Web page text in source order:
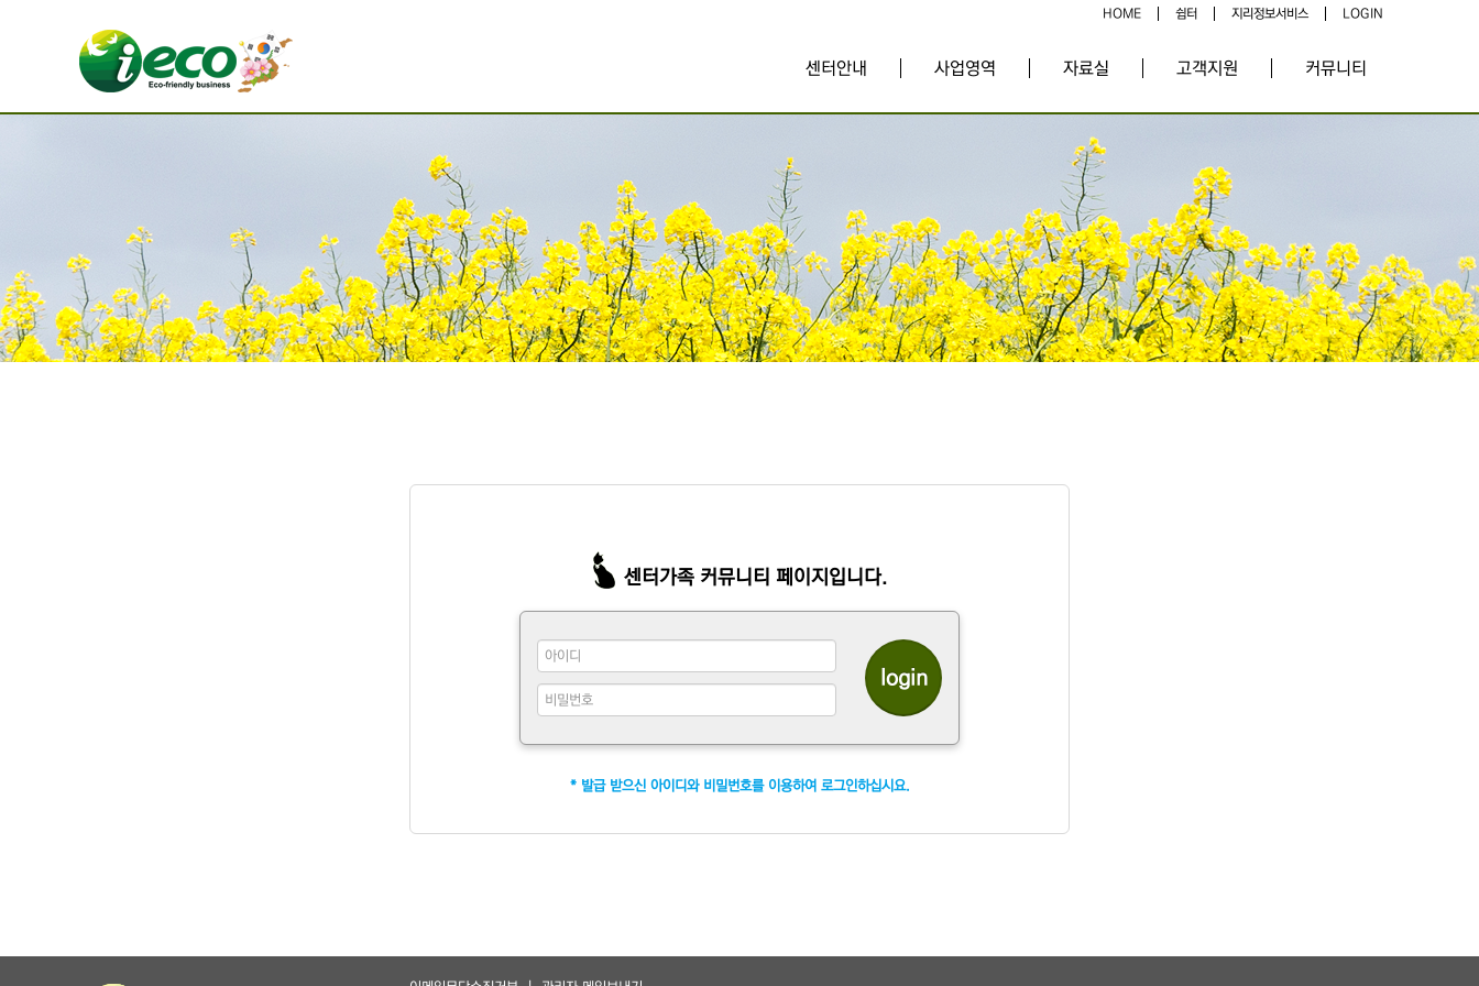
HOME 쉼터 지리정보서비스 LOGIN
센터안내 사업영역 자료실 고객지원 커뮤니티
센터가족 커뮤니티 페이지입니다.
* 발급 받으신 아이디와 비밀번호를 이용하여 로그인하십시요.